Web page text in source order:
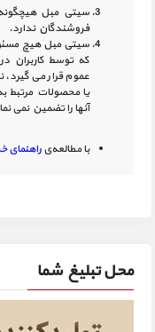
سیتی مبل
فروشندگان ندارد.
سیتی مبل هیچ
که توسط کاربران
عموم قرار می
یا محصولات مرتبط
آنها را تضمین نمی
با مطالعه‌یراهنمای
محل تبلیغ شما